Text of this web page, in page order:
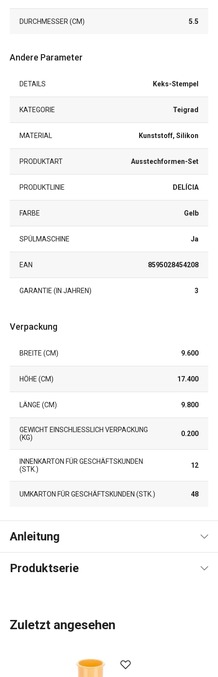
DURCHMESSER (CM) 5.5
Andere Parameter
DETAILS Keks-Stempel
KATEGORIE Teigrad
MATERIAL Kunststoff, Silikon
PRODUKTART Ausstechformen-Set
PRODUKTLINIE DELÍCIA
FARBE Gelb
SPÜLMASCHINE Ja
EAN 8595028454208
GARANTIE (IN JAHREN) 3
Verpackung
BREITE (CM) 9.600
HÖHE (CM) 17.400
LÄNGE (CM) 9.800
GEWICHT EINSCHLIESSLICH VERPACKUNG (
KG)
0.200
INNENKARTON FÜR GESCHÄFTSKUNDEN
(STK.)
12
UMKARTON FÜR GESCHÄFTSKUNDEN (STK.) 48
Anleitung
Gebrauchsanleitung & Sicherheitsinformationen
Produktserie
erleichtern? In der DELÍCIA-Produktpalette ist für jeden,
Zuletzt angesehen